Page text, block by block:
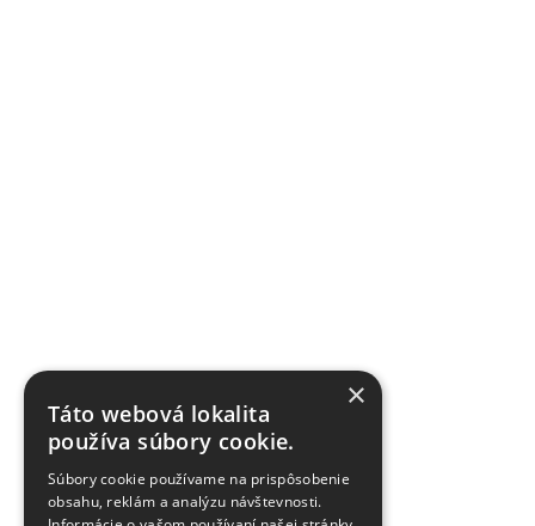
×
Táto webová lokalita
používa súbory cookie.
Súbory cookie používame na prispôsobenie
obsahu, reklám a analýzu návštevnosti.